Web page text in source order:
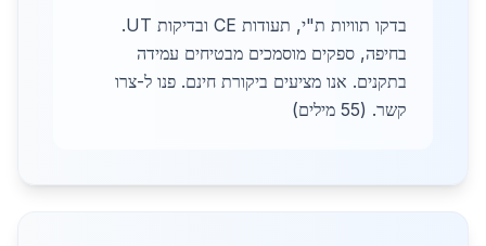
בדקו תוויות ת"י, תעודות CE ובדיקות UT.
בחיפה, ספקים מוסמכים מבטיחים עמידה
בתקנים. אנו מציעים ביקורת חינם. פנו ל-צרו
קשר. (55 מילים)